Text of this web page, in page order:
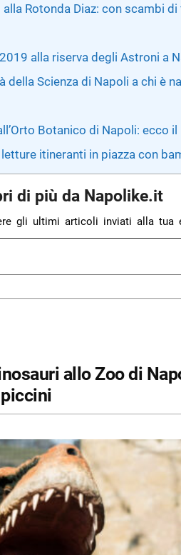
Rotonda Diaz: con scambi
alla riserva degli Astroni a
Scienza di Napoli a chi è
Botanico di Napoli: ecco
itineranti in piazza con
di più da Napolike.it
gli ultimi articoli inviati alla tua
allo Zoo di